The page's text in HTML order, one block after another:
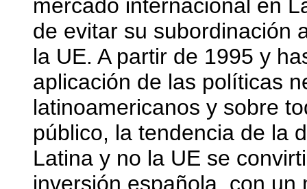
mercado internacional en
de evitar su subordinación
la UE. A partir de 1995 y
aplicación de las políticas
latinoamericanos y sobre
público, la tendencia de la
Latina y no la UE se
inversión española, con